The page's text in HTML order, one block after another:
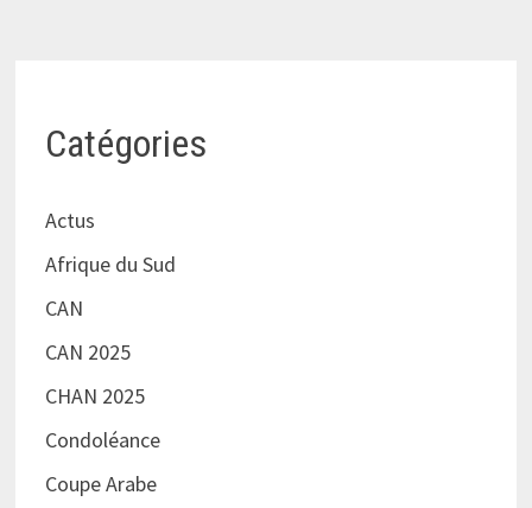
Catégories
Actus
Afrique du Sud
CAN
CAN 2025
CHAN 2025
Condoléance
Coupe Arabe